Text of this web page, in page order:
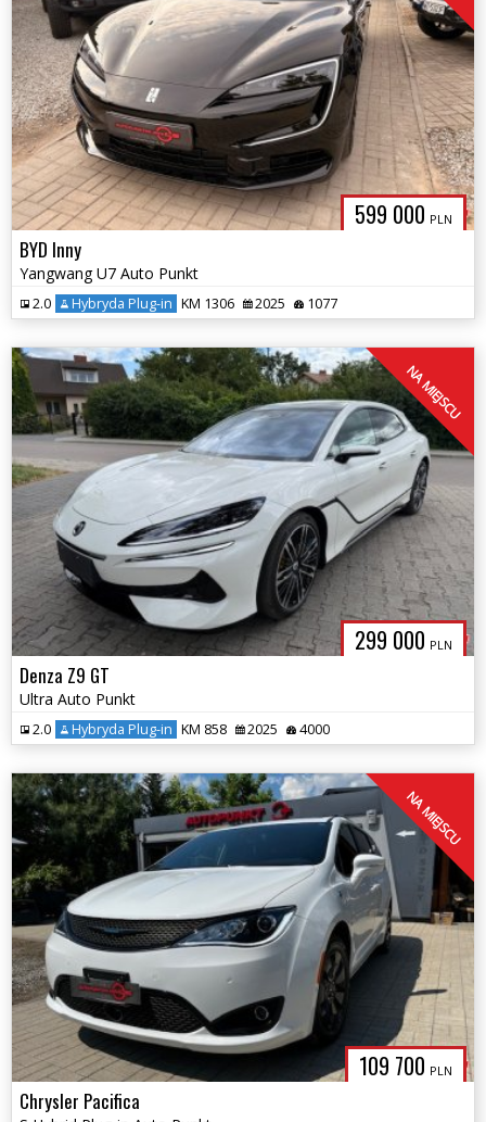
599 000 PLN
BYD Inny
Yangwang U7 Auto Punkt
2.0 Hybryda Plug-in KM 1306 2025 1077
299 000 PLN
NA MIEJSCU
Denza Z9 GT
Ultra Auto Punkt
2.0 Hybryda Plug-in KM 858 2025 4000
109 700 PLN
NA MIEJSCU
Chrysler Pacifica